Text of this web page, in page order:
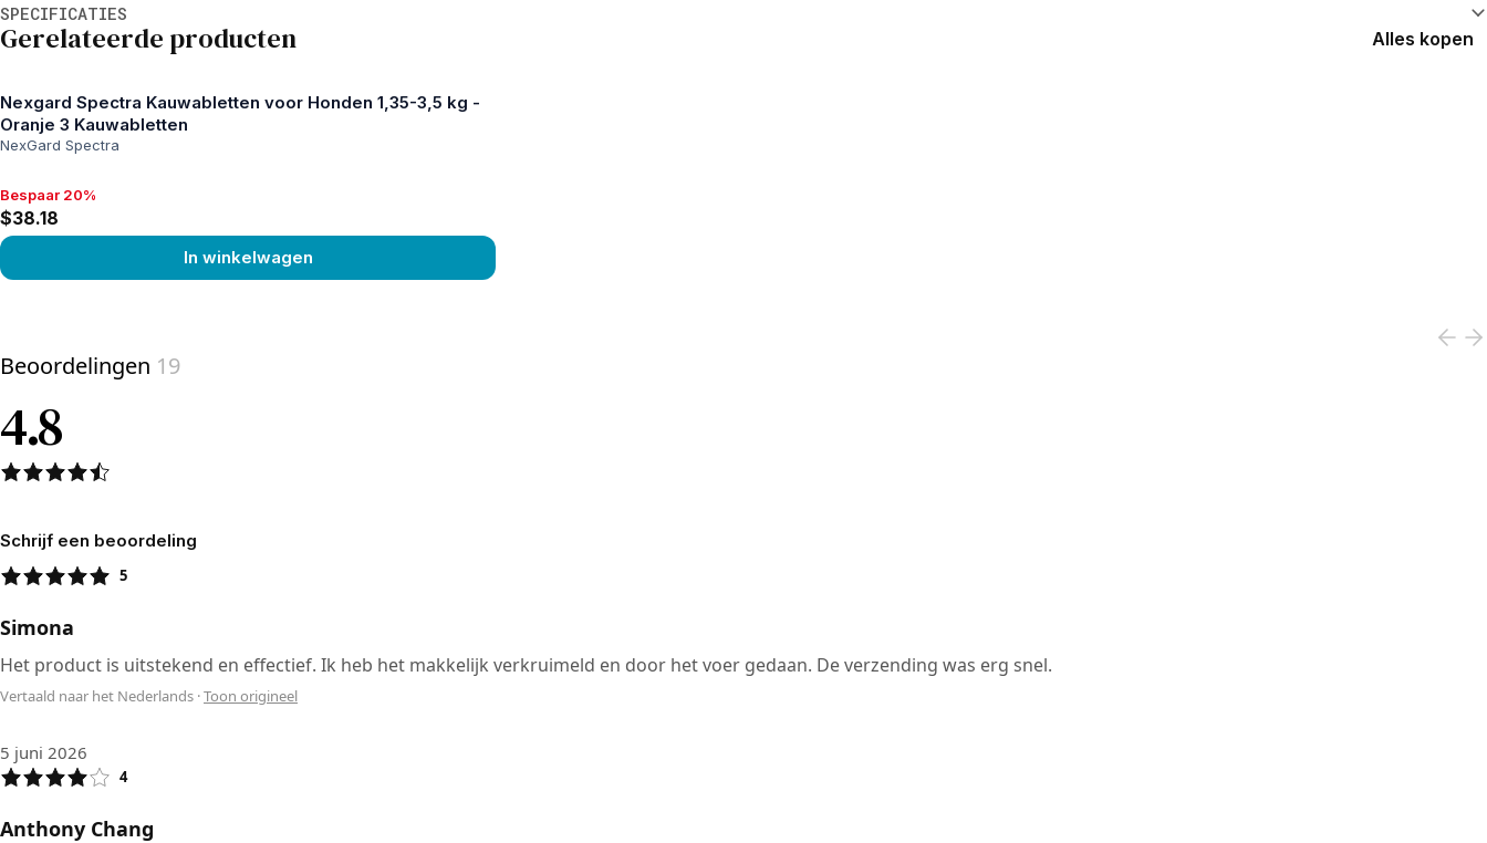
SPECIFICATIES
Gerelateerde producten Alles kopen
Nexgard Spectra Kauwabletten voor Honden 1,35-3,5 kg -
Oranje 3 Kauwabletten
NexGard Spectra
Bespaar 20%, $38.18
Bespaar 20%
$38.18
In winkelwagen
Beoordelingen 19
4.8
Schrijf een beoordeling
5
Simona
Het product is uitstekend en effectief. Ik heb het makkelijk verkruimeld en door het voer gedaan. De verzending was erg snel.
Vertaald naar het Nederlands ·Toon origineel
5 juni 2026
4
Anthony Chang